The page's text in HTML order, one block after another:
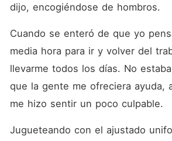
dijo, encogiéndose de hombros.
Cuando se enteró de que yo
media hora para ir y volver del
llevarme todos los días. No
que la gente me ofreciera ayuda,
me hizo sentir un poco culpable.
Jugueteando con el ajustado